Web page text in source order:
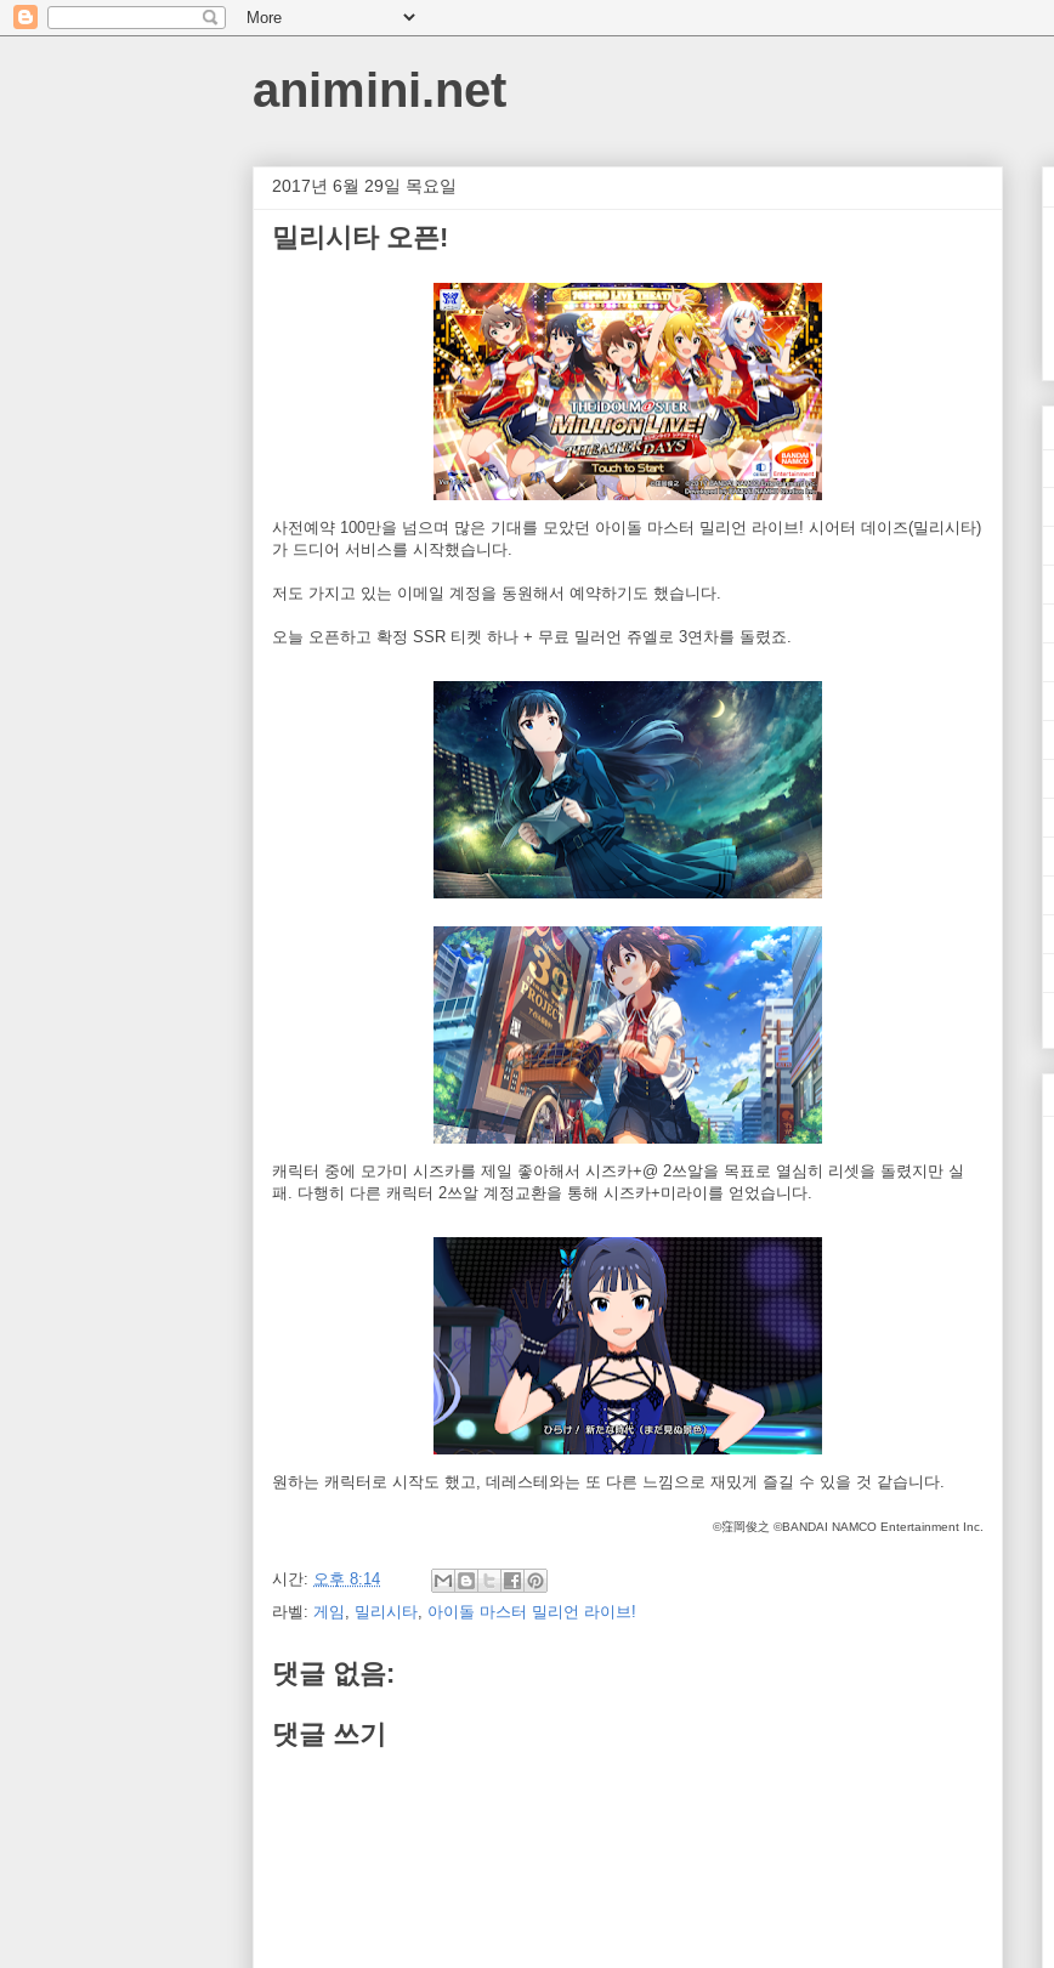
animini.net
2017년 6월 29일 목요일
밀리시타 오픈!
사전예약 100만을 넘으며 많은 기대를 모았던 아이돌 마스터 밀리언 라이브! 시어터 데이즈(밀리시타)
가 드디어 서비스를 시작했습니다.
저도 가지고 있는 이메일 계정을 동원해서 예약하기도 했습니다.
오늘 오픈하고 확정 SSR 티켓 하나 + 무료 밀러언 쥬엘로 3연차를 돌렸죠.
캐릭터 중에 모가미 시즈카를 제일 좋아해서 시즈카+@ 2쓰알을 목표로 열심히 리셋을 돌렸지만 실
패. 다행히 다른 캐릭터 2쓰알 계정교환을 통해 시즈카+미라이를 얻었습니다.
원하는 캐릭터로 시작도 했고, 데레스테와는 또 다른 느낌으로 재밌게 즐길 수 있을 것 같습니다.
©窪岡俊之 ©BANDAI NAMCO Entertainment Inc.
시간: 오후 8:14
라벨: 게임 , 밀리시타, 아이돌 마스터 밀리언 라이브!
댓글 없음:
댓글 쓰기